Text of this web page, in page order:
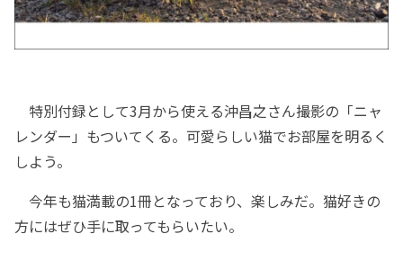
特別付録として3月から使える沖昌之さん撮影の「ニャ
レンダー」もついてくる。可愛らしい猫でお部屋を明るく
しよう。
今年も猫満載の1冊となっており、楽しみだ。猫好きの
方にはぜひ手に取ってもらいたい。